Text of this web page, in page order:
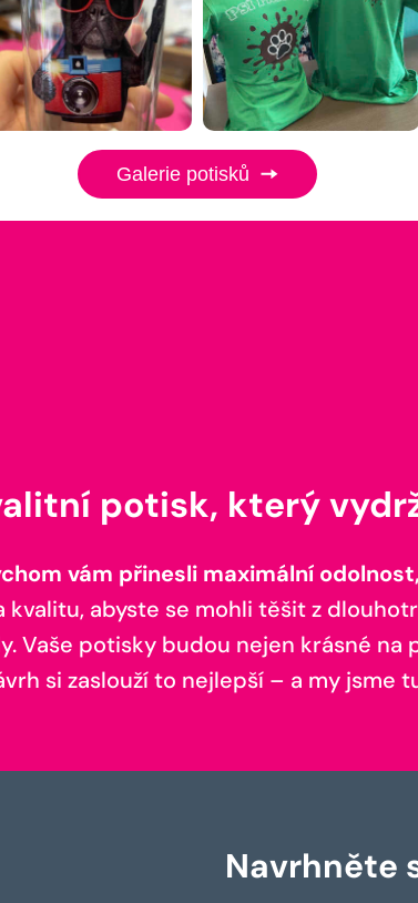
Galerie potisků
potisk, který
vám přinesli maximální
abyste se mohli těšit z
Vaše potisky budou nejen krásné na
si zaslouží to nejlepší – a my jsme
Navrhněte